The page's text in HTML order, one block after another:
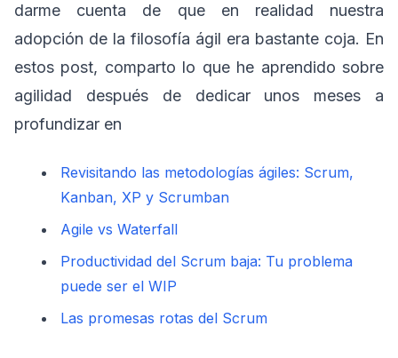
darme cuenta de que en realidad nuestra
adopción de la filosofía ágil era bastante coja. En
estos post, comparto lo que he aprendido sobre
agilidad después de dedicar unos meses a
profundizar en
Revisitando las metodologías ágiles: Scrum,
Kanban, XP y Scrumban
Agile vs Waterfall
Productividad del Scrum baja: Tu problema
puede ser el WIP
Las promesas rotas del Scrum